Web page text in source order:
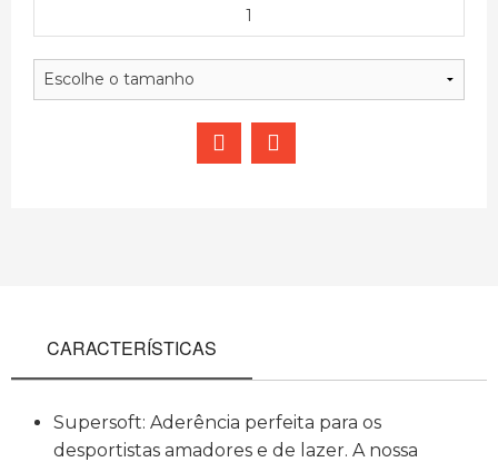
CARACTERÍSTICAS
Supersoft: Aderência perfeita para os
desportistas amadores e de lazer. A nossa